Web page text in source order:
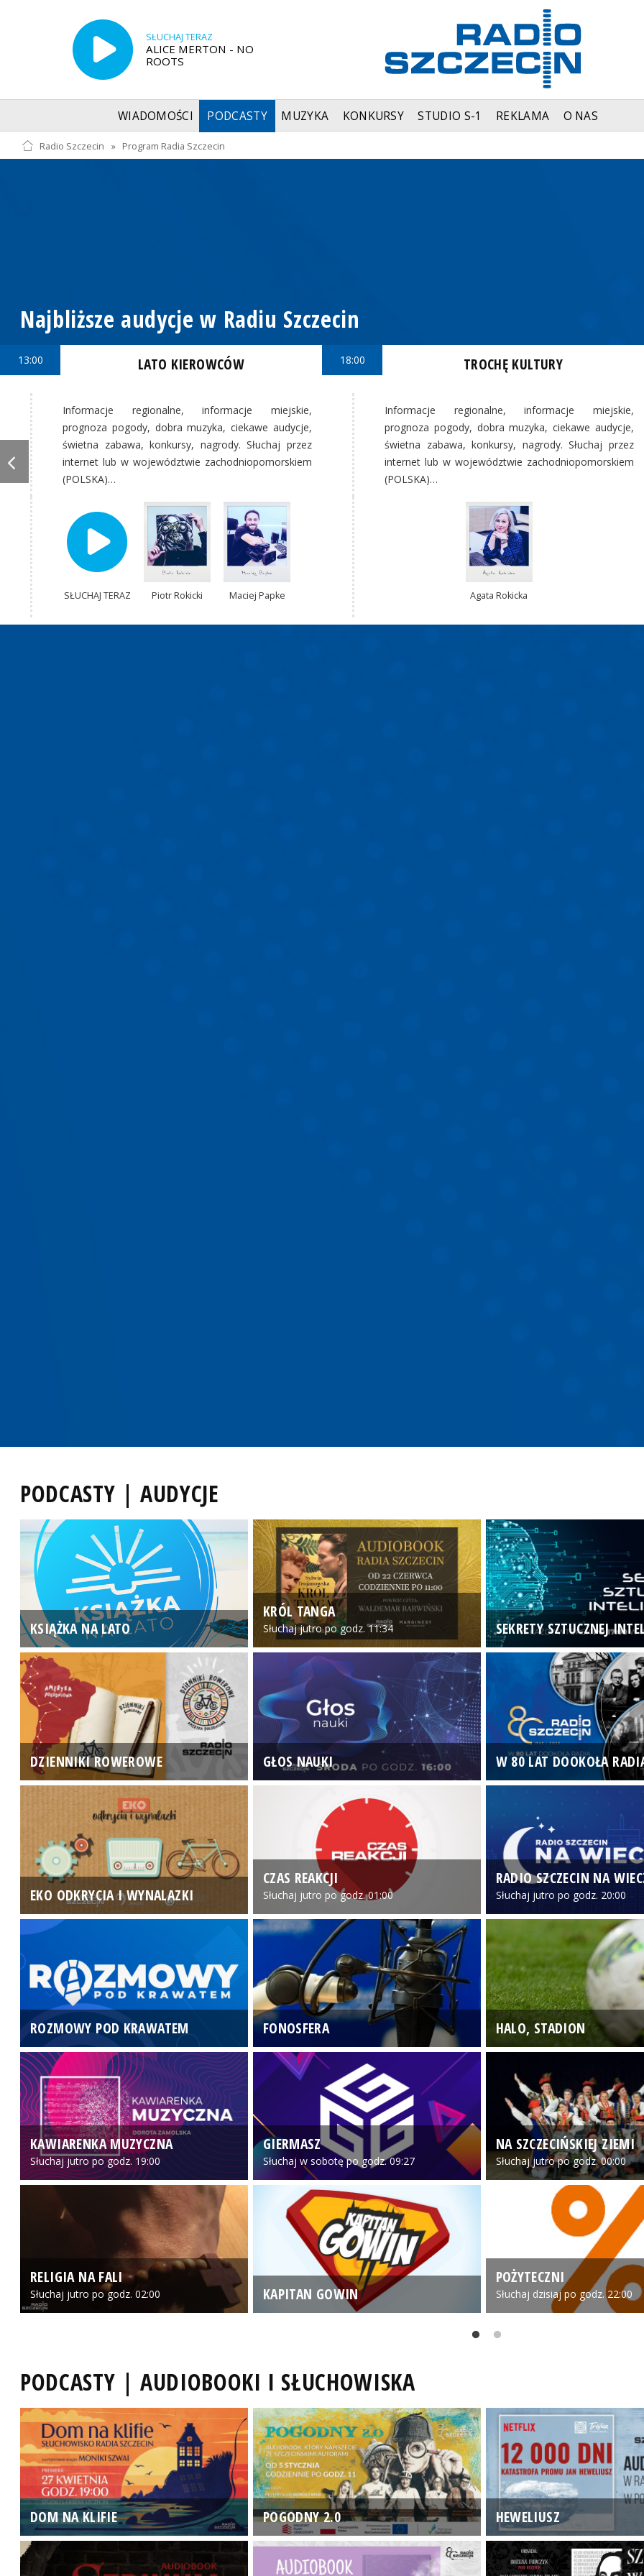
SŁUCHAJ TERAZ
ALICE MERTON - NO
ROOTS
WIADOMOŚCI PODCASTY MUZYKA KONKURSY STUDIO S-1 REKLAMA O NAS
Radio Szczecin » Program Radia Szczecin
Najbliższe audycje w Radiu Szczecin
13:00 LATO KIEROWCÓW
Informacje regionalne, informacje miejskie,
prognoza pogody, dobra muzyka, ciekawe audycje,
świetna zabawa, konkursy, nagrody. Słuchaj przez
internet lub w województwie zachodniopomorskiem
(POLSKA)…
SŁUCHAJ TERAZ Piotr Rokicki Maciej Papke
18:00 TROCHĘ KULTURY
Informacje regionalne, informacje miejskie,
prognoza pogody, dobra muzyka, ciekawe audycje,
świetna zabawa, konkursy, nagrody. Słuchaj przez
internet lub w województwie zachodniopomorskiem
(POLSKA)…
Agata Rokicka
PODCASTY | AUDYCJE
KSIĄŻKA NA LATO
KRÓL TANGA
Słuchaj jutro po godz. 11:34 SEKRETY SZTUCZNEJ
DZIENNIKI ROWEROWE GŁOS NAUKI W 80 LAT DOOKOŁA
EKO ODKRYCIA I WYNALAZKI
CZAS REAKCJI
Słuchaj jutro po godz. 01:00
RADIO SZCZECIN NA
Słuchaj jutro po godz. 20:00
ROZMOWY POD KRAWATEM FONOSFERA HALO, STADION
KAWIARENKA MUZYCZNA
Słuchaj jutro po godz. 19:00
GIERMASZ
Słuchaj w sobotę po godz. 09:27
NA SZCZECIŃSKIEJ ZIEMI
Słuchaj jutro po godz. 00:00
RELIGIA NA FALI
Słuchaj jutro po godz. 02:00 KAPITAN GOWIN
POŻYTECZNI
Słuchaj dzisiaj po godz. 22:00
PODCASTY | AUDIOBOOKI I SŁUCHOWISKA
DOM NA KLIFIE POGODNY 2.0 HEWELIUSZ